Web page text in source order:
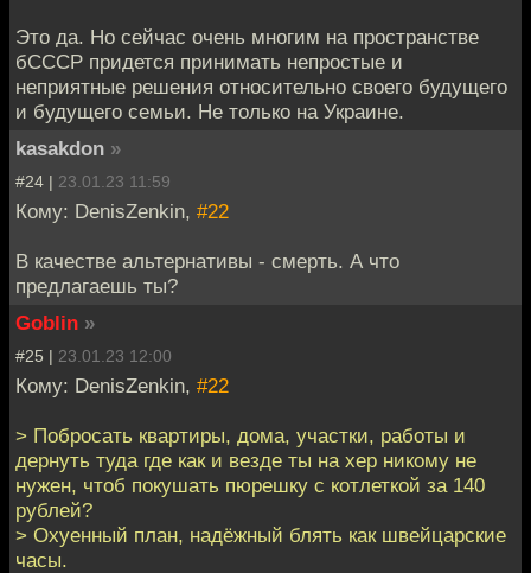
Это да. Но сейчас очень многим на пространстве
бСССР придется принимать непростые и
неприятные решения относительно своего будущего
и будущего семьи. Не только на Украине.
kasakdon »
#24 | 23.01.23 11:59
Кому: DenisZenkin, #22
В качестве альтернативы - смерть. А что
предлагаешь ты?
Goblin »
#25 | 23.01.23 12:00
Кому: DenisZenkin, #22
> Побросать квартиры, дома, участки, работы и
дернуть туда где как и везде ты на хер никому не
нужен, чтоб покушать пюрешку с котлеткой за 140
рублей?
> Охуенный план, надёжный блять как швейцарские
часы.